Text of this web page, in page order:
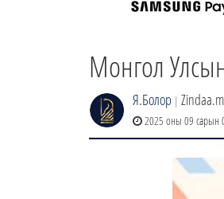
Монгол
Я.Болор |
2025 оны 09 сарын